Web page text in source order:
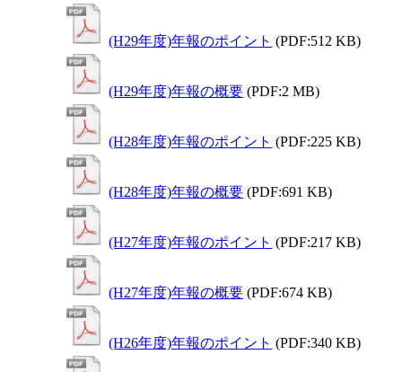
(H29年度)年報のポイント (PDF:512 KB)
(H29年度)年報の概要 (PDF:2 MB)
(H28年度)年報のポイント (PDF:225 KB)
(H28年度)年報の概要 (PDF:691 KB)
(H27年度)年報のポイント (PDF:217 KB)
(H27年度)年報の概要 (PDF:674 KB)
(H26年度)年報のポイント (PDF:340 KB)